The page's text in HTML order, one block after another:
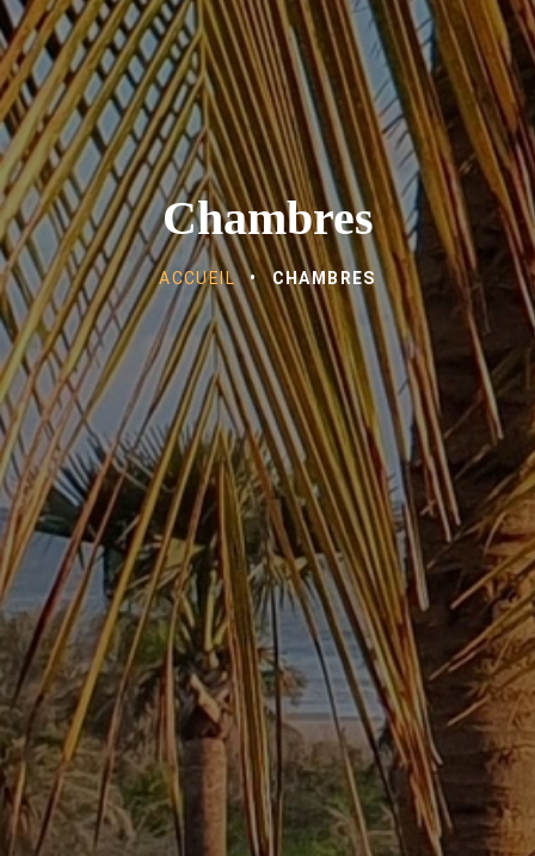
Chambres
ACCUEIL • CHAMBRES